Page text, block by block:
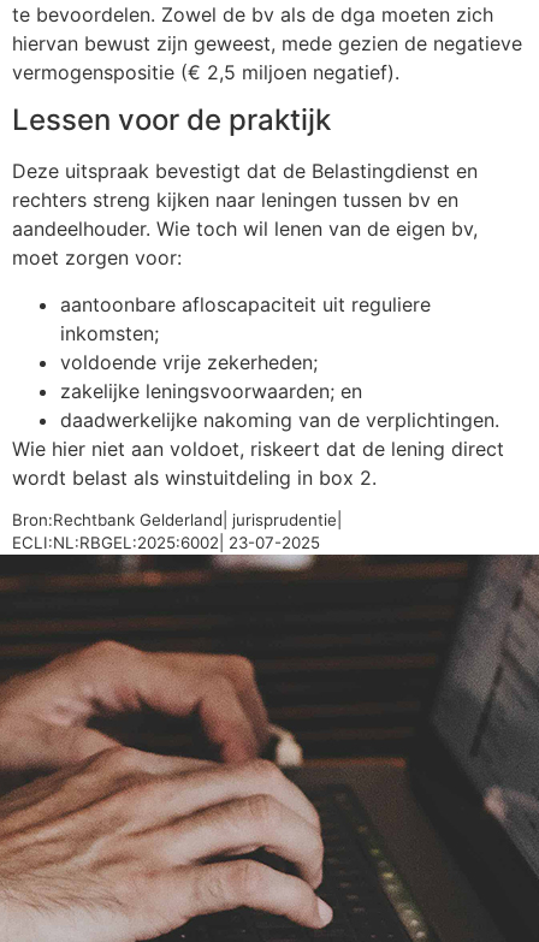
te bevoordelen. Zowel de bv als de dga moeten zich
hiervan bewust zijn geweest, mede gezien de negatieve
vermogenspositie (€ 2,5 miljoen negatief).
Lessen voor de praktijk
Deze uitspraak bevestigt dat de Belastingdienst en
rechters streng kijken naar leningen tussen bv en
aandeelhouder. Wie toch wil lenen van de eigen bv,
moet zorgen voor:
aantoonbare afloscapaciteit uit reguliere
inkomsten;
voldoende vrije zekerheden;
zakelijke leningsvoorwaarden; en
daadwerkelijke nakoming van de verplichtingen.
Wie hier niet aan voldoet, riskeert dat de lening direct
wordt belast als winstuitdeling in box 2.
Bron:Rechtbank Gelderland| jurisprudentie|
ECLI:NL:RBGEL:2025:6002| 23-07-2025